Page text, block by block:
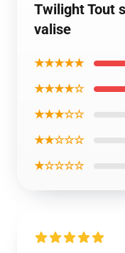
Twilight Tout
valise
★★★★★
★★★★☆
★★★☆☆
★★☆☆☆
★☆☆☆☆